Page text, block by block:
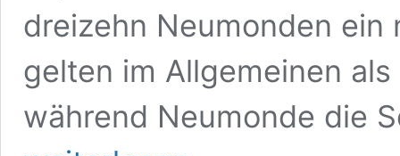
dreizehn Neumonden ein
gelten im Allgemeinen
während Neumonde die